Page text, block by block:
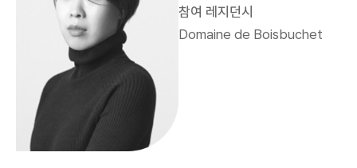
참여 레지던시
Domaine de Boisbuchet